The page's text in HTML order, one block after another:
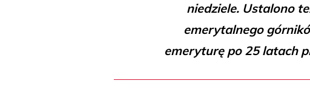
niedziele. Ustalono
emerytalnego
emeryturę po 25 latach